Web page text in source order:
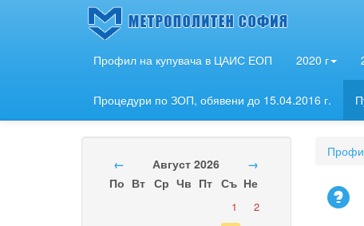
Профил на купувача в ЦАИС ЕОП 2020 г
Процедури по ЗОП, обявени до 15.04.2016 г.
← Август 2026
→
По Вт Ср Чв Пт Съ Не
1
2